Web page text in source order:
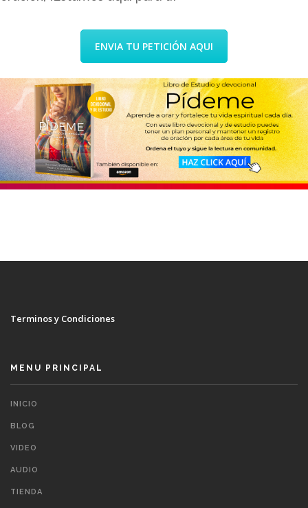
ENVIA TU PETICIÓN AQUI
Terminos y Condiciones
MENU PRINCIPAL
INICIO
BLOG
VIDEO
AUDIO
TIENDA